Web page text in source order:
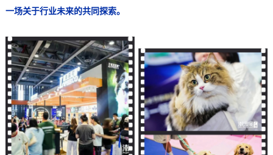
一场关于行业未来的共同探索。